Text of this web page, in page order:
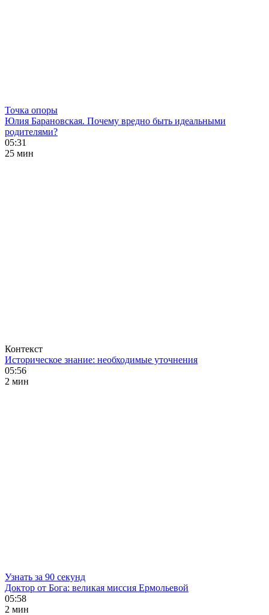
Точка опоры
Юлия Барановская. Почему вредно быть идеальными
родителями?
05:31
25 мин
Контекст
Историческое знание: необходимые уточнения
05:56
2 мин
Узнать за 90 секунд
Доктор от Бога: великая миссия Ермольевой
05:58
2 мин